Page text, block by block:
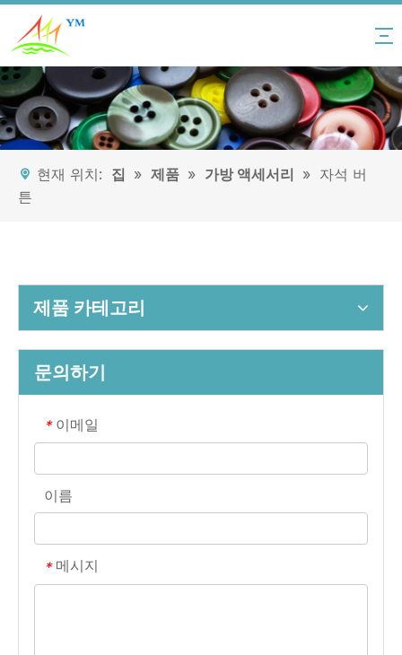
현재 위치: 집 » 제품 » 가방 액세서리 » 자석 버
튼
제품 카테고리
문의하기
* 이메일
이름
* 메시지